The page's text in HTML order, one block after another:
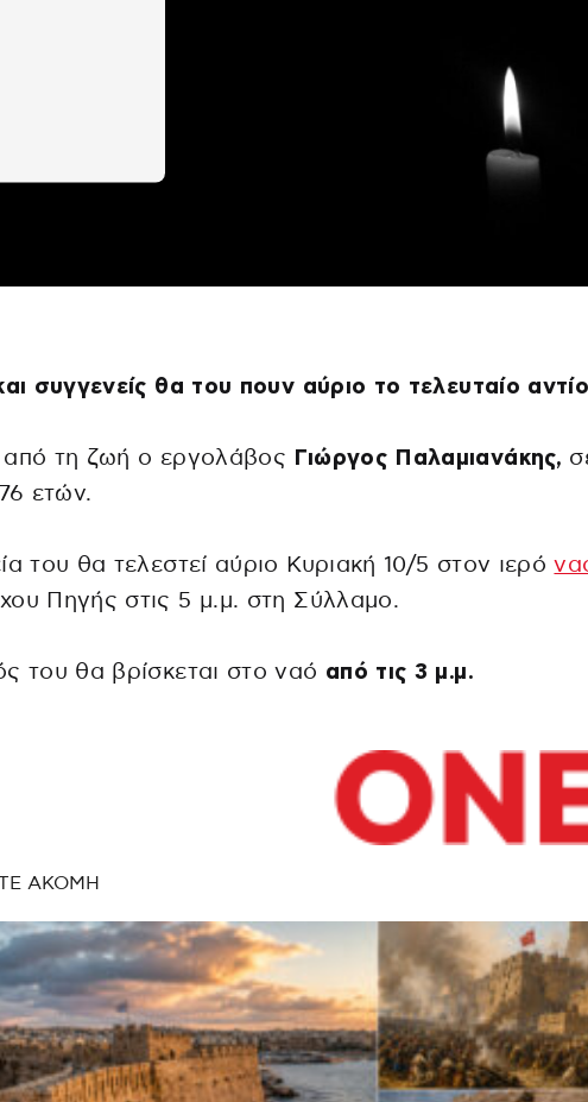
συγγενείς θα του πουν αύριο το τελευταίο αντίο
τη ζωή ο εργολάβος Γιώργος Παλαμιανάκης,
ετών.
του θα τελεστεί αύριο Κυριακή 10/5 στον ιερό
Πηγής στις 5 μ.μ. στη Σύλλαμο.
του θα βρίσκεται στο ναό από τις 3 μ.μ.
ΑΚΟΜΗ